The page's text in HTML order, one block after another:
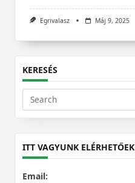
Egrivalasz Máj 9, 2025
KERESÉS
Search
for:
ITT VAGYUNK ELÉRHETŐEK
Email: